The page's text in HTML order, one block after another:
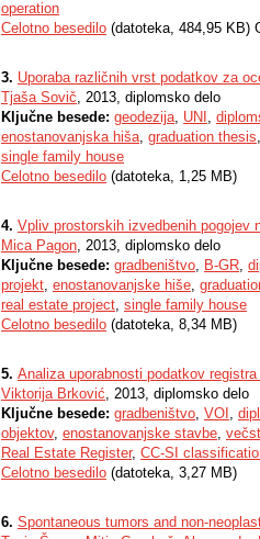
operation
Celotno besedilo (datoteka, 484,95 KB)
3. Uporaba različnih vrst podatkov za
Tjaša Sovič, 2013, diplomsko delo
Ključne besede: geodezija, UNI ,
enostanovanjska hiša, graduation thesis
single family house
Celotno besedilo (datoteka, 1,25 MB)
4. Vpliv prostorskih izvedbenih pogojev
Mica Pagon, 2013, diplomsko delo
Ključne besede: gradbeništvo, B-GR,
projekt, enostanovanjske hiše,
real estate project, single family house
Celotno besedilo (datoteka, 8,34 MB)
5. Analiza uporabnosti podatkov
Viktorija Brković, 2013, diplomsko delo
Ključne besede: gradbeništvo, VOI ,
objektov, enostanovanjske stavbe,
Real Estate Register, CC-SI
Celotno besedilo (datoteka, 3,27 MB)
6. Spontaneous tumors and non-